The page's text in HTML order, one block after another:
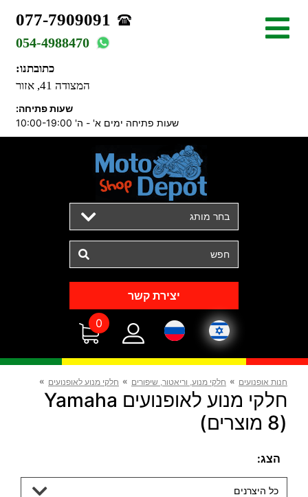
077-7909091
054-4988470
כתובתנו:
המצודה 41, אזור
שעות פתיחה:
שעות פתיחה ימים א' - ה' 10:00-19:00
בחר מותג
יצירת קשר
0
חנות אופנועים » חלקי מנוע, וריאטור, שיפורים » חלקי מנוע לאופנועים »
חלקי מנוע לאופנועים Yamaha
(8 מוצרים)
הצג:
כל היצרנים